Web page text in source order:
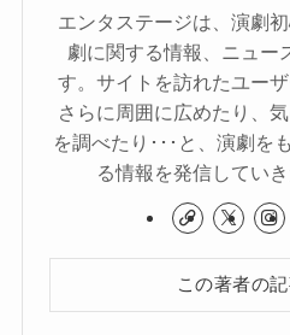
エンタステージは、演劇
劇に関する情報、ニュー
す。サイトを訪れたユー
さらに周囲に広めたり、
を調べたり･･･と、演劇を
る情報を発信してい
この著者の